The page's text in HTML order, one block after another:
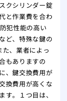
クシリンダー錠
と作業費を合わ
犯性能の高い
ど、特殊な鍵の
、業者によっ
もありますの
、鍵交換費用が
換費用が高くな
す。１つ目は、